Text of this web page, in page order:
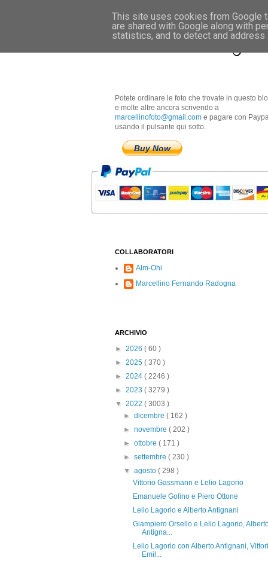
Marcellino
Potete ordinare le foto che trovate in questo
e molte altre ancora scrivendo a
marcellinofoto@gmail.com e pagare con
usando il pulsante qui sotto.
Buy Now
COLLABORATORI
Alm-Ohi
Marcellino Fernando Radogna
ARCHIVIO
► 2026 ( 60 )
► 2025 ( 370 )
► 2024 ( 2246 )
► 2023 ( 3279 )
▼ 2022 ( 3003 )
►dicembre( 162 )
►novembre( 202 )
►ottobre( 171 )
►settembre( 230 )
▼agosto( 298 )
Vittorio Gassmann e Lelio Lagorio
Emanuele Golino e Piero Ottone
Lelio Lagorio e Alberto Antignani
Giampiero Orsello e Lelio Lagorio,
Antigna...
Lelio Lagorio con Alberto Antignani,
Emil...
This site uses cookies from Google
are shared with Google along with
statistics, and to detect and address